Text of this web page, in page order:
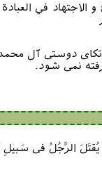
و الاجتهاد في
اتکاى دوستى آل
نمى شود.
الرَّجُلُ فی سَبیلِ